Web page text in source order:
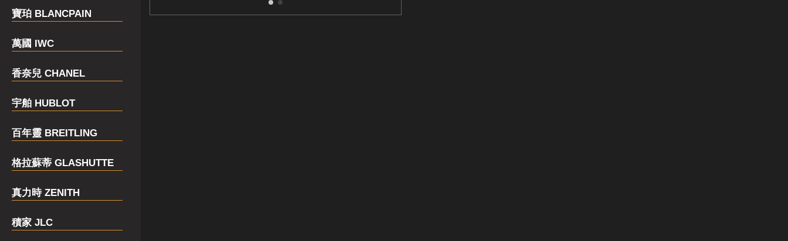
寶珀 BLANCPAIN
萬國 IWC
香奈兒 CHANEL
宇舶 HUBLOT
百年靈 BREITLING
格拉蘇蒂 GLASHUTTE
真力時 ZENITH
積家 JLC